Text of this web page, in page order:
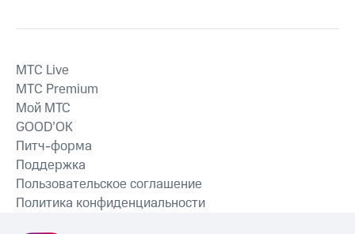
MTС Live
MTС Premium
Мой МТС
GOOD’OK
Питч-форма
Поддержка
Пользовательское соглашение
Политика конфиденциальности